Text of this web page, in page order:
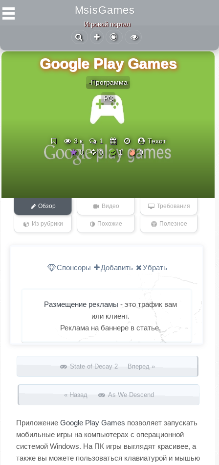
MsisGames
Игровой портал
Google Play Games
-Программа
PC
3 к 1
Техот
0
0 1 0
Обзор Видео Требования
Из рубрики Похожие Полезное
Спонсоры Добавить Убрать
Размещение рекламы - это трафик вам
или клиент.
Реклама на баннере в статье.
Запись навигация
State of Decay 2 Вперед »
« Назад As We Descend
Приложение Google Play Games позволяет запускать
мобильные игры на компьютерах с операционной
системой Windows. На ПК игры выглядят красивее, а
также вы можете пользоваться клавиатурой и мышью